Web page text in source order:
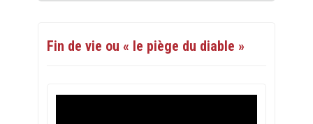
Fin de vie ou « le piège du diable »